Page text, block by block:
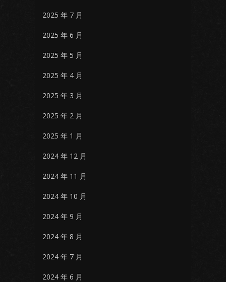
2025 年 7 月
2025 年 6 月
2025 年 5 月
2025 年 4 月
2025 年 3 月
2025 年 2 月
2025 年 1 月
2024 年 12 月
2024 年 11 月
2024 年 10 月
2024 年 9 月
2024 年 8 月
2024 年 7 月
2024 年 6 月